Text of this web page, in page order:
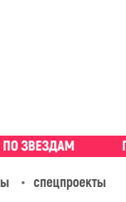
спецпроекты